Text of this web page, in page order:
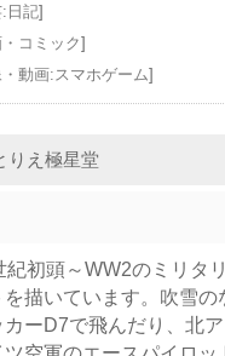
日記]
コミック]
動画:スマホゲーム]
りえ極星堂
紀初頭～WW2のミリタ
を描いています。吹雪の
カーD7で飛んだり、北